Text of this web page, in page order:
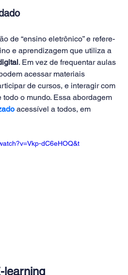
de “ensino eletrônico” e refere-
e aprendizagem que utiliza a
. Em vez de frequentar aulas
acessar materiais
de cursos, e interagir com
o mundo. Essa abordagem
acessível a todos, em
dC6eHOQ&t
learning